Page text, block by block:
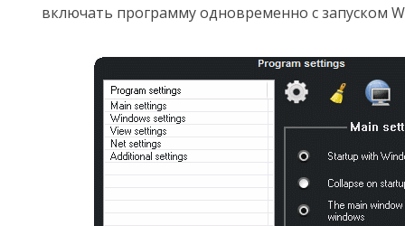
включать программу одновременно с запуском